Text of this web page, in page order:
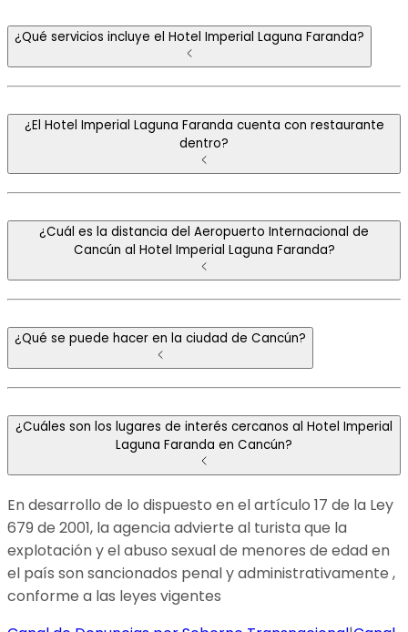
¿Qué servicios incluye el Hotel Imperial Laguna Faranda?
¿El Hotel Imperial Laguna Faranda cuenta con restaurante
dentro?
¿Cuál es la distancia del Aeropuerto Internacional de
Cancún al Hotel Imperial Laguna Faranda?
¿Qué se puede hacer en la ciudad de Cancún?
¿Cuáles son los lugares de interés cercanos al Hotel Imperial
Laguna Faranda en Cancún?
En desarrollo de lo dispuesto en el artículo 17 de la Ley
679 de 2001, la agencia advierte al turista que la
explotación y el abuso sexual de menores de edad en
el país son sancionados penal y administrativamente ,
conforme a las leyes vigentes